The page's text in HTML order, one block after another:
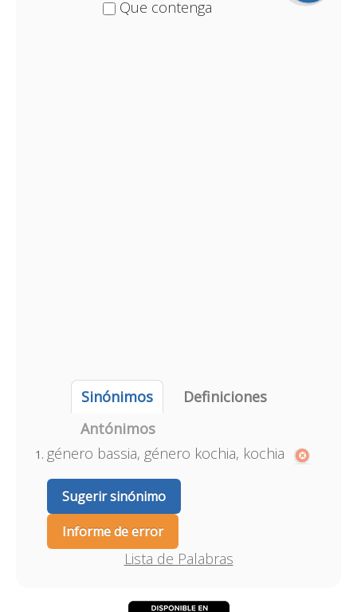
Que contenga
Sinónimos
Definiciones
Antónimos
género bassia, género kochia, kochia
Sugerir sinónimo
Informe de error
Lista de Palabras